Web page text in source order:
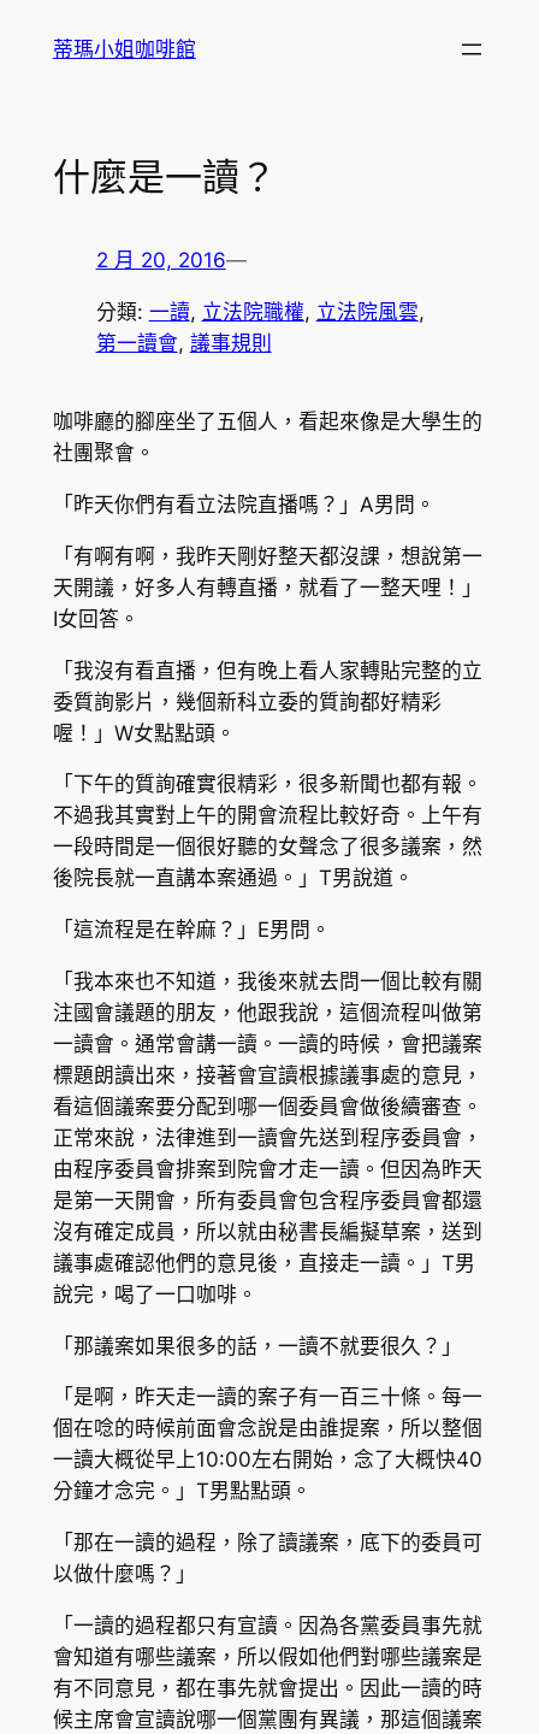
蒂瑪小姐咖啡館
什麼是一讀？
2 月 20, 2016—
分類: 一讀, 立法院職權, 立法院風雲
第一讀會, 議事規則
咖啡廳的腳座坐了五個人，看起來像是大學生的
社團聚會。
「昨天你們有看立法院直播嗎？」A男問。
「有啊有啊，我昨天剛好整天都沒課，想說第一
天開議，好多人有轉直播，就看了一整天哩！」
I女回答。
「我沒有看直播，但有晚上看人家轉貼完整的立
委質詢影片，幾個新科立委的質詢都好精彩
喔！」W女點點頭。
「下午的質詢確實很精彩，很多新聞也都有報。
不過我其實對上午的開會流程比較好奇。上午有
一段時間是一個很好聽的女聲念了很多議案，然
後院長就一直講本案通過。」T男說道。
「這流程是在幹麻？」E男問。
「我本來也不知道，我後來就去問一個比較有關
注國會議題的朋友，他跟我說，這個流程叫做第
一讀會。通常會講一讀。一讀的時候，會把議案
標題朗讀出來，接著會宣讀根據議事處的意見，
看這個議案要分配到哪一個委員會做後續審查。
正常來說，法律進到一讀會先送到程序委員會，
由程序委員會排案到院會才走一讀。但因為昨天
是第一天開會，所有委員會包含程序委員會都還
沒有確定成員，所以就由秘書長編擬草案，送到
議事處確認他們的意見後，直接走一讀。」T男
說完，喝了一口咖啡。
「那議案如果很多的話，一讀不就要很久？」
「是啊，昨天走一讀的案子有一百三十條。每一
個在唸的時候前面會念說是由誰提案，所以整個
一讀大概從早上10:00左右開始，念了大概快40
分鐘才念完。」T男點點頭。
「那在一讀的過程，除了讀議案，底下的委員可
以做什麼嗎？」
「一讀的過程都只有宣讀。因為各黨委員事先就
會知道有哪些議案，所以假如他們對哪些議案是
有不同意見，都在事先就會提出。因此一讀的時
候主席會宣讀說哪一個黨團有異議，那這個議案